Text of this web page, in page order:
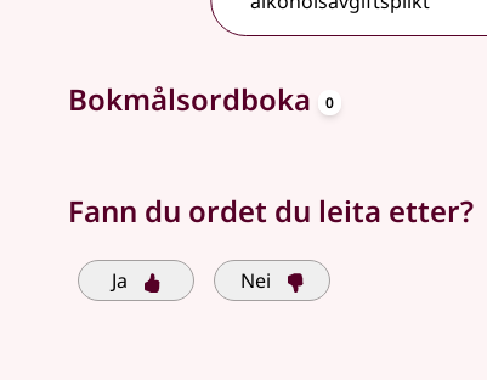
Søkjeforslag tilgjengelege
Bokmålsordboka 0
Fann du ordet du leita etter?
Ja Nei